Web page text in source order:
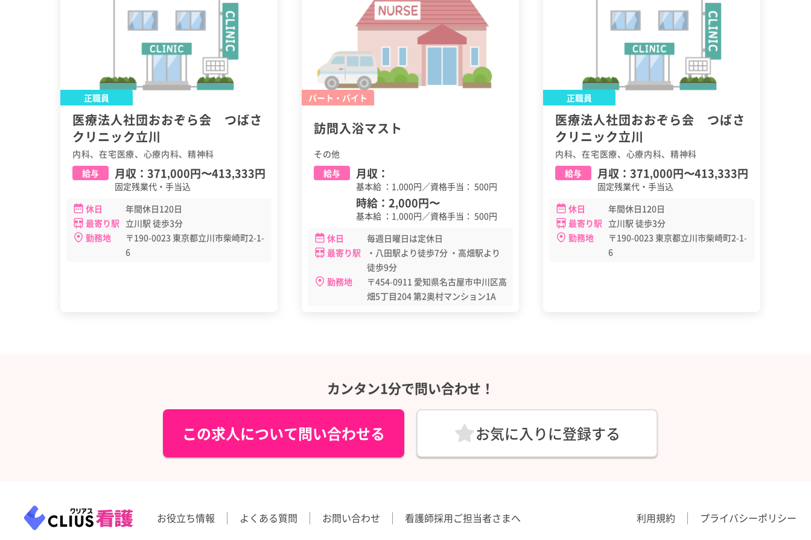
正職員
医療法人社団おおぞら会 つばさ
クリニック立川
内科、在宅医療、心療内科、精神科
給与
月収： 371,000円〜413,333円
固定残業代・手当込
休日
年間休日120日
最寄り駅 立川駅 徒歩3分
勤務地
〒190-0023 東京都立川市柴崎町2-1-
6
パート・バイト
訪問入浴マスト
その他
給与
月収：
基本給 ：1,000円／資格手当： 500円
時給： 2,000円〜
基本給 ：1,000円／資格手当： 500円
休日
毎週日曜日は定休日
最寄り駅
・八田駅より徒歩7分 ・高畑駅より
徒歩9分
勤務地
〒454-0911 愛知県名古屋市中川区高
畑5丁目204 第2奥村マンション1A
正職員
医療法人社団おおぞら会 つばさ
クリニック立川
内科、在宅医療、心療内科、精神科
給与
月収： 371,000円〜413,333円
固定残業代・手当込
休日
年間休日120日
最寄り駅 立川駅 徒歩3分
勤務地
〒190-0023 東京都立川市柴崎町2-1-
6
カンタン1分で問い合わせ！
この求人について問い合わせる お気に入りに登録する
お役立ち情報 よくある質問 お問い合わせ 看護師採用ご担当者さまへ 利用規約 プライバシーポリシー